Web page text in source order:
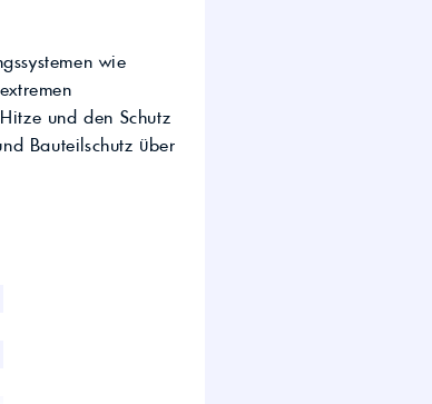
Transmission Oil
Maschinen-
wie
und den Schutz
Bauteilschutz über